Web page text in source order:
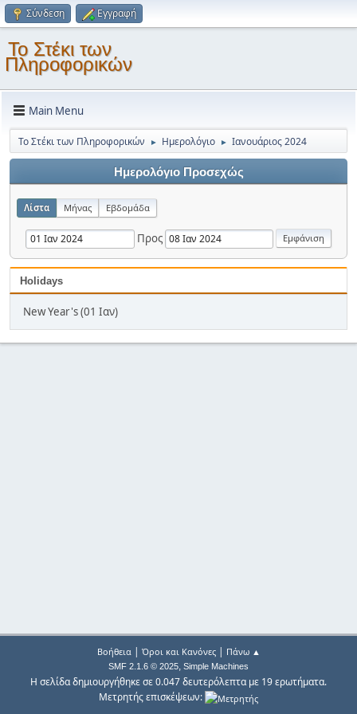
Σύνδεση Εγγραφή
Το Στέκι των
Πληροφορικών
Main Menu
Το Στέκι των Πληροφορικών ► Ημερολόγιο ► Ιανουάριος 2024
Ημερολόγιο Προσεχώς
Λίστα Μήνας Εβδομάδα
Προς
Holidays
New Year's (01 Ιαν)
Βοήθεια| Όροι και Κανόνες| Πάνω ▲
SMF 2.1.6 © 2025, Simple Machines
Η σελίδα δημιουργήθηκε σε 0.047 δευτερόλεπτα με 19 ερωτήματα.
Μετρητής επισκέψεων: